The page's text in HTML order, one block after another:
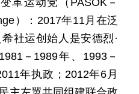
革运动党（PASOK－
）：2017年11月在泛
社运创始人是安德烈·
－1989年、1993－
年执政；2012年6月